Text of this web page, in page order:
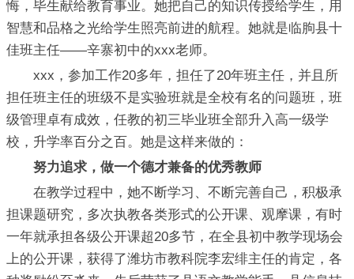
悔，毕生献给教育事业。她把自己的知识传授给学生，用
智慧和品格之光给学生照亮前进的航程。她就是临朐县十
佳班主任——辛寨初中的xxx老师。
xxx，参加工作20多年，担任了20年班主任，并且所
担任班主任的班级不是实验班就是全校有名的问题班，班
级管理卓有成效，任教的初三毕业班全部升入高一级学
校，升学率百分之百。她是这样来做的：
努力追求，做一个德才兼备的优秀教师
在教学过程中，她不断学习、不断完善自己，积极承
担课题研究，多次执教各类形式的公开课、观摩课，有时
一年就承担各级公开课超20多节，在全县初中教学现场会
上的公开课，获得了潍坊市教科院李宏绯主任的肯定，各